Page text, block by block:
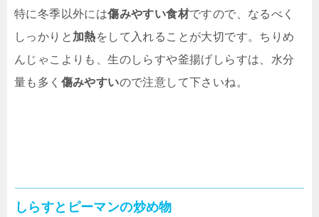
特に冬季以外には傷みやすい食材ですので、なるべく
しっかりと 加熱をして入れることが大切です。ちりめ
んじゃこよりも、生のしらすや釜揚げしらすは、水分
量も多く 傷みやすいので注意して下さいね。
しらすとピーマンの炒め物